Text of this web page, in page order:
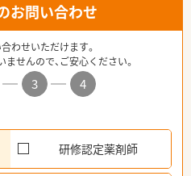
お問い合わせ
わせいただけます。
せんので、ご安心ください。
3
4
研修認定薬剤師